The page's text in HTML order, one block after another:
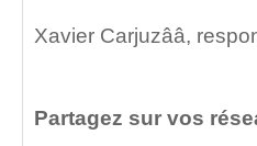
Xavier Carjuzââ,
Partagez sur vos